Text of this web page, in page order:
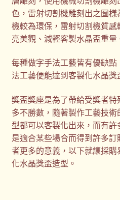
色，雷射切割機雕刻出之圖
機較為環保，雷射切割機質
亮美觀、減輕客製水晶盃重量
每種做字手法工藝皆有優缺
法工藝便能達到客製化水晶獎
獎盃獎座是為了帶給受獎者
多不勝數，隨著製作工藝技
型都可以客製化出來，而有
是適合某些場合而得到許多
者更多的意義，以下就讓採
化水晶獎盃造型。